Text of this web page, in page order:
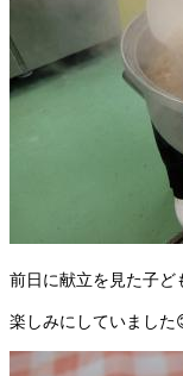
前日に献立を見た子ど
楽しみにしていました